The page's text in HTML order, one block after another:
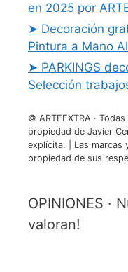
en 2025 por
➤ Decoración
Pintura a Mano
➤ PARKINGS
Selección
© ARTEEXTRA ·
propiedad de Javier
explícita. | Las marcas
propiedad de sus
OPINIONES ·
valoran!